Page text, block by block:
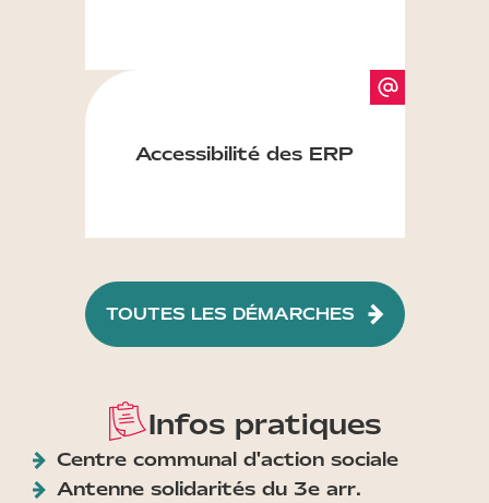
Accessibilité des ERP
TOUTES LES DÉMARCHES
Infos pratiques
Centre communal d'action sociale
Antenne solidarités du 3e arr.